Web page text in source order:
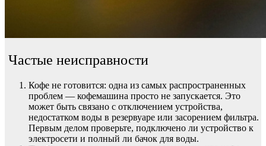
Частые неисправности
Кофе не готовится: одна из самых распространенных
проблем — кофемашина просто не запускается. Это
может быть связано с отключением устройства,
недостатком воды в резервуаре или засорением фильтра.
Первым делом проверьте, подключено ли устройство к
электросети и полный ли бачок для воды.